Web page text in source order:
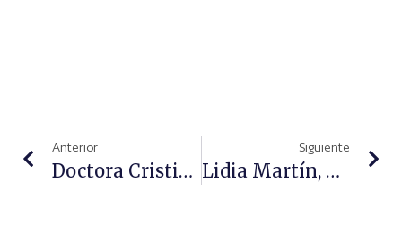
Anterior
Doctora Cristina Eguren, Dermatóloga: “Cada Vez Damos Más Importancia A La Salud De La Piel”
Siguiente
Lidia Martín, Presidenta De Anefp: “Estoy Altamente Comprometida Con El Desarrollo Del Sector Del Autocuidado”